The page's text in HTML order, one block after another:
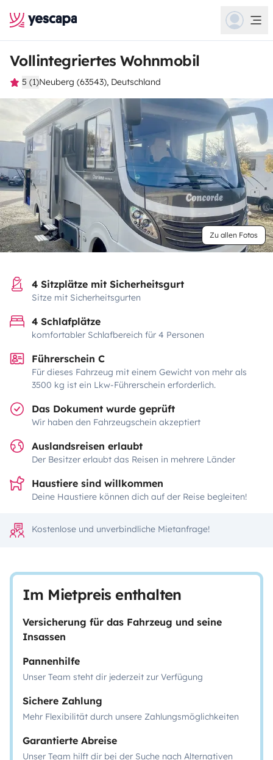
Vollintegriertes Wohnmobil
5 (1)Neuberg (63543), Deutschland
Zu allen Fotos
4 Sitzplätze mit Sicherheitsgurt
Sitze mit Sicherheitsgurten
4 Schlafplätze
komfortabler Schlafbereich für 4 Personen
Führerschein C
Für dieses Fahrzeug mit einem Gewicht von mehr als
3500 kg ist ein Lkw-Führerschein erforderlich.
Das Dokument wurde geprüft
Wir haben den Fahrzeugschein akzeptiert
Auslandsreisen erlaubt
Der Besitzer erlaubt das Reisen in mehrere Länder
Haustiere sind willkommen
Deine Haustiere können dich auf der Reise begleiten!
Kostenlose und unverbindliche Mietanfrage!
Im Mietpreis enthalten
Versicherung für das Fahrzeug und seine
Insassen
Pannenhilfe
Unser Team steht dir jederzeit zur Verfügung
Sichere Zahlung
Mehr Flexibilität durch unsere Zahlungsmöglichkeiten
Garantierte Abreise
Unser Team hilft dir bei der Suche nach Alternativen